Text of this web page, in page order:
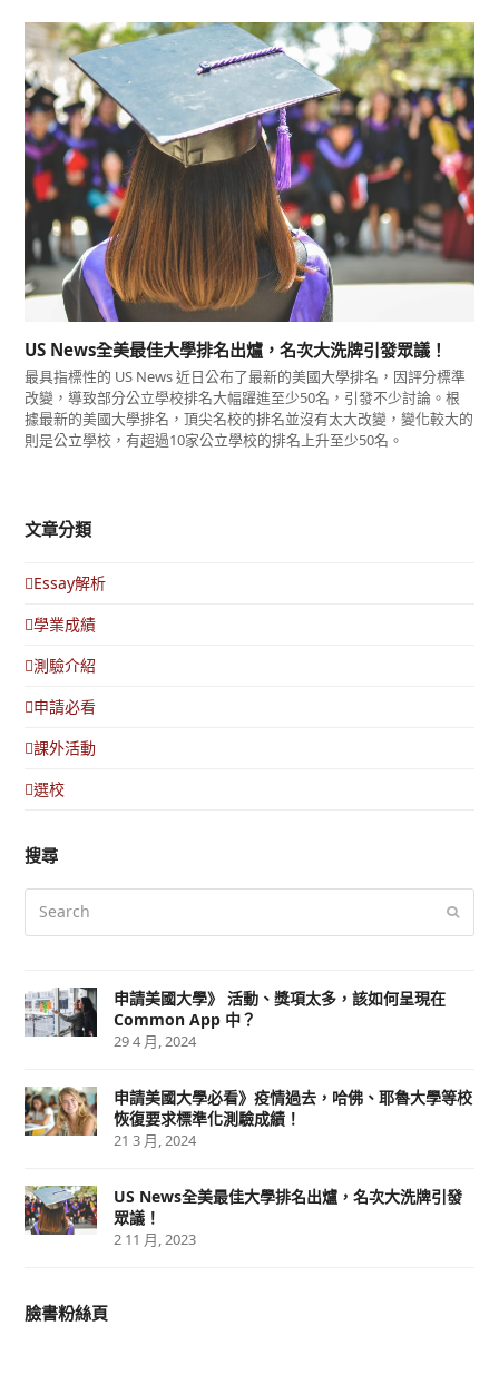
US News全美最佳大學排名出爐，名次大洗牌引發眾議！
最具指標性的 US News 近日公布了最新的美國大學排名，因評分標準
改變，導致部分公立學校排名大幅躍進至少50名，引發不少討論。根
據最新的美國大學排名，頂尖名校的排名並沒有太大改變，變化較大的
則是公立學校，有超過10家公立學校的排名上升至少50名。
文章分類
Essay解析
學業成績
測驗介紹
申請必看
課外活動
選校
搜尋
Submit
申請美國大學》 活動、獎項太多，該如何呈現在
Common App 中？
29 4 月, 2024
申請美國大學必看》疫情過去，哈佛、耶魯大學等校
恢復要求標準化測驗成績！
21 3 月, 2024
US News全美最佳大學排名出爐，名次大洗牌引發
眾議！
2 11 月, 2023
臉書粉絲頁